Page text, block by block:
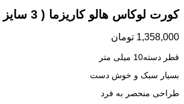
کورت لوکاس هالو کاریزما ( 3 سایز )
1,358,000 تومان
قطر دسته10 میلی متر
بسیار سبک و خوش دست
طراحی منحصر به فرد